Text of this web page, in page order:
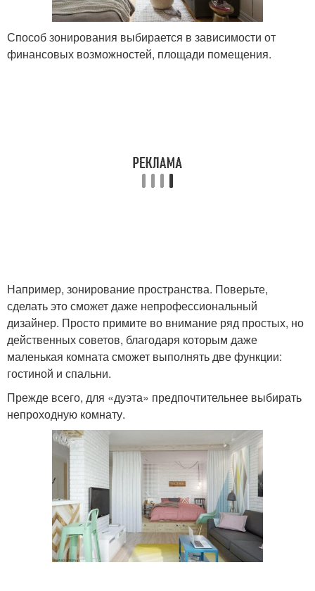
Способ зонирования выбирается в зависимости от
финансовых возможностей, площади помещения.
Например, зонирование пространства. Поверьте,
сделать это сможет даже непрофессиональный
дизайнер. Просто примите во внимание ряд простых, но
действенных советов, благодаря которым даже
маленькая комната сможет выполнять две функции:
гостиной и спальни.
Прежде всего, для «дуэта» предпочтительнее выбирать
непроходную комнату.